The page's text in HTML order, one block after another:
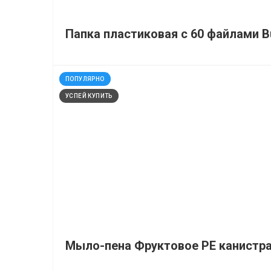
Папка пластиковая с 60 файлами
ПОПУЛЯРНО
УСПЕЙ КУПИТЬ
код: 929986
Мыло-пена Фруктовое РЕ